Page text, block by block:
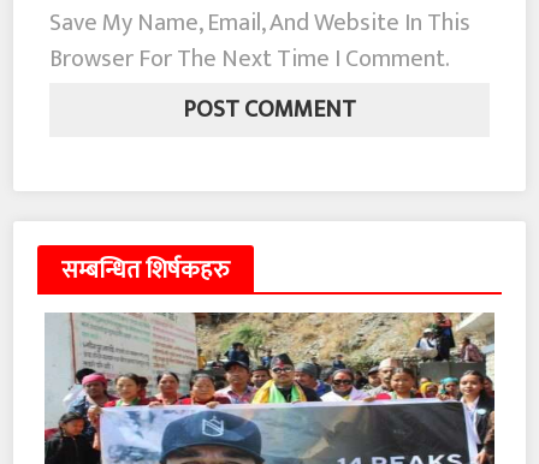
Save My Name, Email, And Website In This
Browser For The Next Time I Comment.
सम्बन्धित शिर्षकहरु